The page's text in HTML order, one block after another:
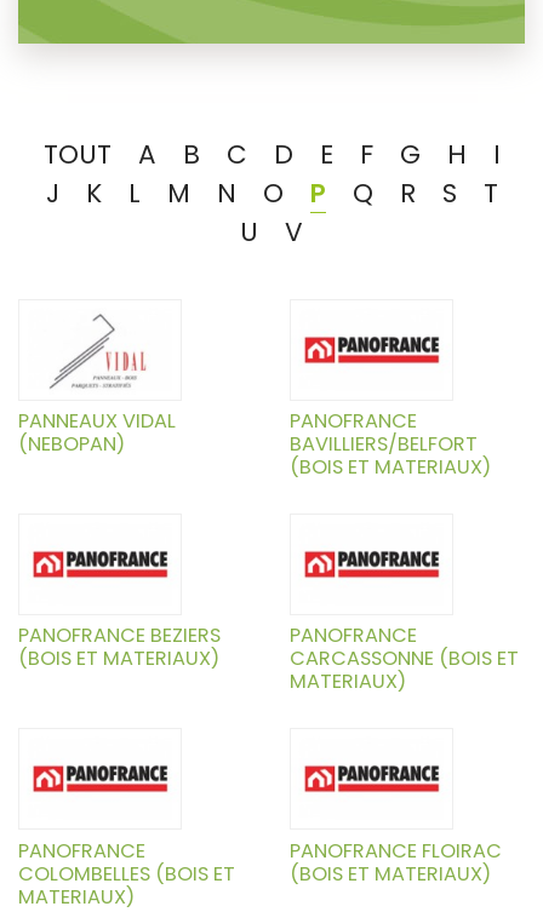
TOUT A B C D E F G H
I
J
K L M N O P Q R S
T
U
V
PANNEAUX VIDAL
(NEBOPAN)
PANOFRANCE
BAVILLIERS/BELFORT
(BOIS ET MATERIAUX)
PANOFRANCE BEZIERS
(BOIS ET MATERIAUX)
PANOFRANCE
CARCASSONNE (BOIS ET
MATERIAUX)
PANOFRANCE
COLOMBELLES (BOIS ET
MATERIAUX)
PANOFRANCE FLOIRAC
(BOIS ET MATERIAUX)